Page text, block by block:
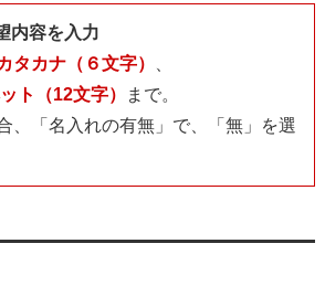
内容を入力
タカナ（６文字）
ト（12文字）
まで。
、「名入れの有無」で、「無」を選